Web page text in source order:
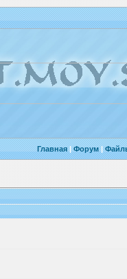
Главная | Форум |